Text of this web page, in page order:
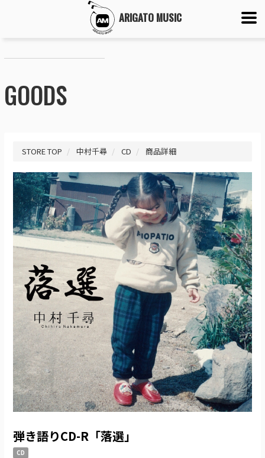
ARIGATO MUSIC
GOODS
STORE TOP 中村千尋 CD 商品詳細
弾き語りCD-R「落選」
CD